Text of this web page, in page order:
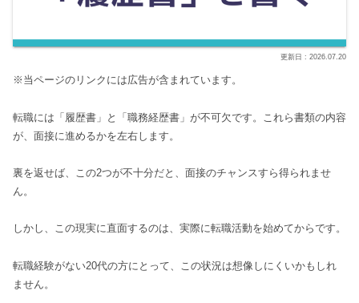
2026.07.20
※当ページのリンクには広告が含まれています。
転職には「履歴書」と「職務経歴書」が不可欠です。これら書類の内容
が、面接に進めるかを左右します。
裏を返せば、この2つが不十分だと、面接のチャンスすら得られませ
ん。
しかし、この現実に直面するのは、実際に転職活動を始めてからです。
転職経験がない20代の方にとって、この状況は想像しにくいかもしれ
ません。